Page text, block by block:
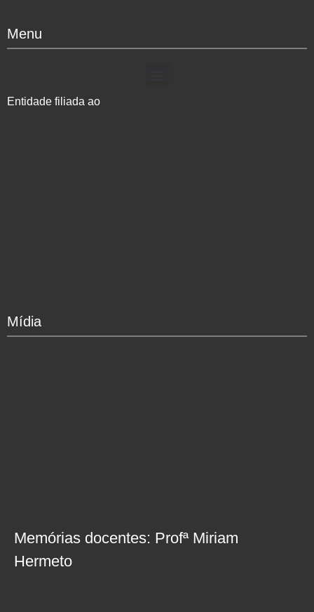
Menu
Entidade filiada ao
Mídia
Memórias docentes: Profª Miriam
Hermeto